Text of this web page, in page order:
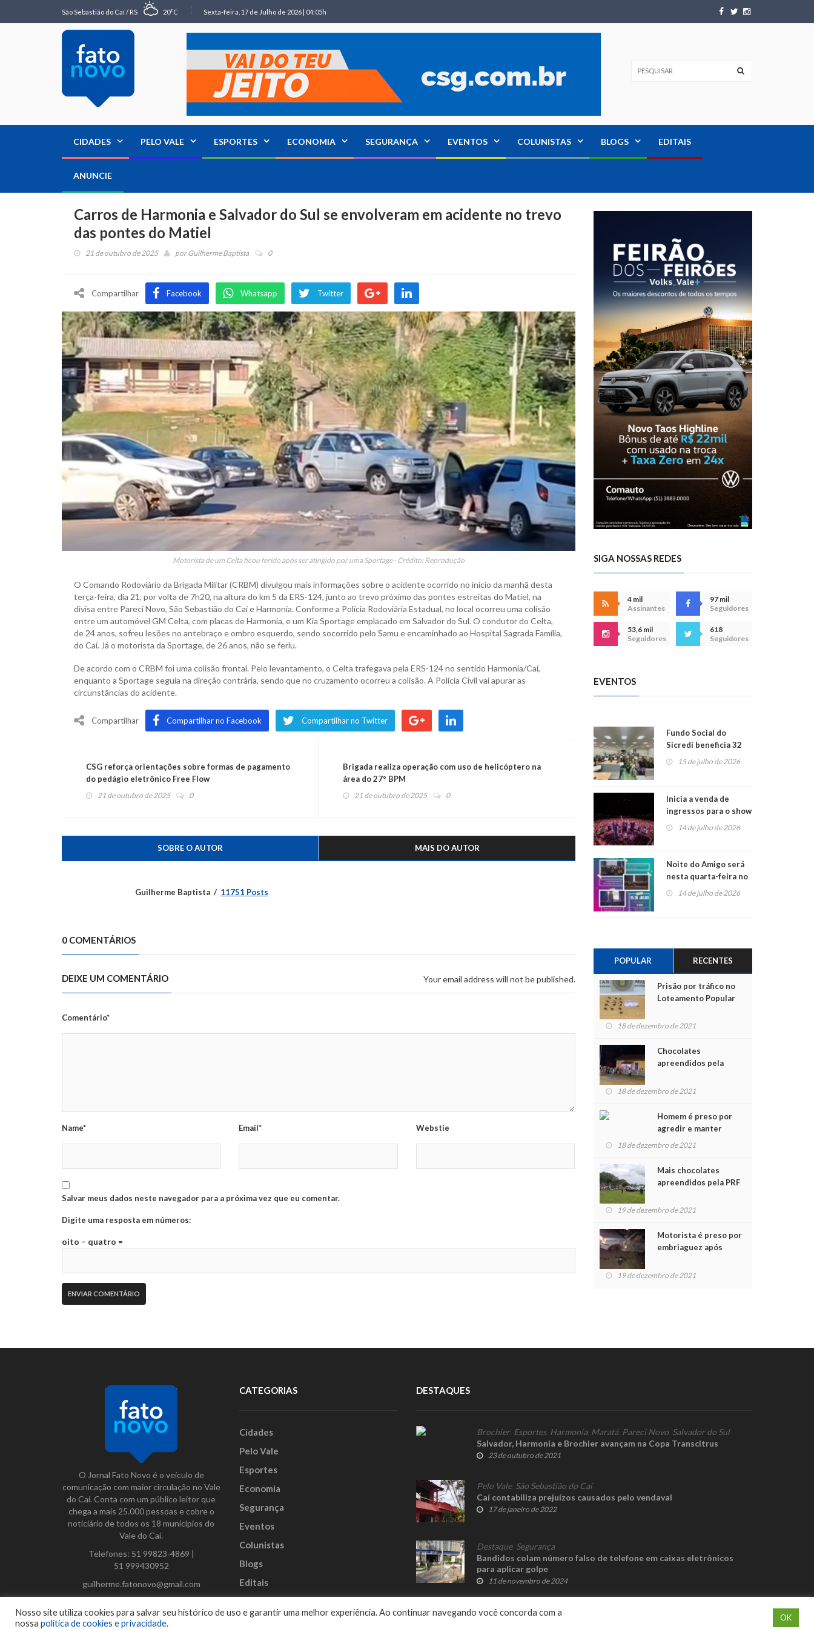
São Sebastião do Caí / RS 20°C Sexta-feira, 17 de Julho de 2026 | 04:05h
CIDADES PELO VALE ESPORTES ECONOMIA SEGURANÇA EVENTOS COLUNISTAS BLOGS EDITAIS
ANUNCIE
Carros de Harmonia e Salvador do Sul se envolveram em acidente no trevo
das pontes do Matiel
21 de outubro de 2025 porGuilherme Baptista 0
Compartilhar Facebook Whatsapp Twitter
Motorista de um Celta ficou ferido após ser atingido por uma Sportage - Crédito: Reprodução
O Comando Rodoviário da Brigada Militar (CRBM) divulgou mais informações sobre o acidente ocorrido no início da manhã desta
terça-feira, dia 21, por volta de 7h20, na altura do km 5 da ERS-124, junto ao trevo próximo das pontes estreitas do Matiel, na
divisa entre Pareci Novo, São Sebastião do Caí e Harmonia. Conforme a Polícia Rodoviária Estadual, no local ocorreu uma colisão
entre um automóvel GM Celta, com placas de Harmonia, e um Kia Sportage emplacado em Salvador do Sul. O condutor do Celta,
de 24 anos, sofreu lesões no antebraço e ombro esquerdo, sendo socorrido pelo Samu e encaminhado ao Hospital Sagrada Família,
do Caí. Já o motorista da Sportage, de 26 anos, não se feriu.
De acordo com o CRBM foi uma colisão frontal. Pelo levantamento, o Celta trafegava pela ERS-124 no sentido Harmonia/Caí,
enquanto a Sportage seguia na direção contrária, sendo que no cruzamento ocorreu a colisão. A Polícia Civil vai apurar as
circunstâncias do acidente.
Compartilhar Compartilhar no Facebook Compartilhar no Twitter
CSG reforça orientações sobre formas de pagamento
do pedágio eletrônico Free Flow
21 de outubro de 2025 0
Brigada realiza operação com uso de helicóptero na
área do 27º BPM
21 de outubro de 2025 0
SOBRE O AUTOR MAIS DO AUTOR
Guilherme Baptista 11751 Posts
0 COMENTÁRIOS
DEIXE UM COMENTÁRIO Your email address will not be published.
Comentário*
Name* Email* Webstie
Salvar meus dados neste navegador para a próxima vez que eu comentar.
Digite uma resposta em números:
oito − quatro =
SIGA NOSSAS REDES
4 mil
Assinantes
97 mil
Seguidores
53,6 mil
Seguidores
618
Seguidores
EVENTOS
Fundo Social do
Sicredi beneficia 32
projetos em
15 de julho de 2026
Inicia a venda de
ingressos para o show
do Jota Quest nos 45
anos da Sicredi Ouro
14 de julho de 2026
Noite do Amigo será
nesta quarta-feira no
Centro de Cultura de
14 de julho de 2026
POPULAR RECENTES
Prisão por tráfico no
Loteamento Popular
18 de dezembro de 2021
Chocolates
apreendidos pela
para crianças na
18 de dezembro de 2021
Homem é preso por
agredir e manter
mulher em cárcere
18 de dezembro de 2021
Mais chocolates
apreendidos pela PRF
crianças no Natal
19 de dezembro de 2021
Motorista é preso por
embriaguez após
feridos
19 de dezembro de 2021
O Jornal Fato Novo é o veículo de
comunicação com maior circulação no Vale
do Caí. Conta com um público leitor que
chega a mais 25.000 pessoas e cobre o
noticiário de todos os 18 municípios do
Vale do Caí.
Telefones: 51 99823-4869 |
51 999430952
guilherme.fatonovo@gmail.com
Facebook
Instagram
Twitter
CATEGORIAS
Cidades
Pelo Vale
Esportes
Economia
Segurança
Eventos
Colunistas
Blogs
Editais
DESTAQUES
Brochier, Esportes, Harmonia, Maratá, Pareci Novo Salvador do Sul
Salvador, Harmonia e Brochier avançam na Copa Transcitrus
23 de outubro de 2021
Pelo Vale, São Sebastião do Caí
Caí contabiliza prejuízos causados pelo vendaval
17 de janeiro de 2022
Destaque, Segurança
Bandidos colam número falso de telefone em caixas eletrônicos
para aplicar golpe
11 de novembro de 2024
Nosso site utiliza cookies para salvar seu histórico de uso e garantir uma melhor experiência. Ao continuar navegando você concorda com a
nossa política de cookies e privacidade.
OK